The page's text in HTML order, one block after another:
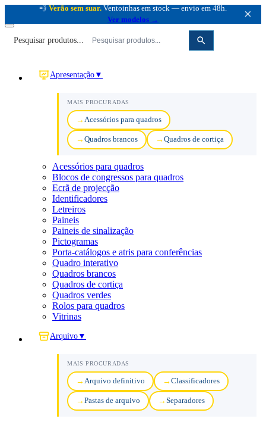
💨 Verão sem suar. Ventoinhas em stock — envio em 48h.
Ver modelos →
×
Pesquisar produtos...
Apresentação ▼
MAIS PROCURADAS
Acessórios para quadros
Quadros brancos Quadros de cortiça
Acessórios para quadros
Blocos de congressos para quadros
Ecrã de projecção
Identificadores
Letreiros
Paineis
Paineis de sinalização
Pictogramas
Porta-catálogos e atris para conferências
Quadro interativo
Quadros brancos
Quadros de cortiça
Quadros verdes
Rolos para quadros
Vitrinas
Arquivo ▼
MAIS PROCURADAS
Arquivo definitivo Classificadores
Pastas de arquivo Separadores